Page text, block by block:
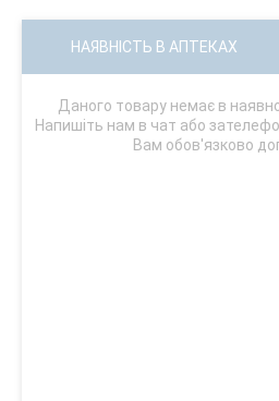
НАЯВНІСТЬ В АПТЕКАХ
Даного товару немає в
Напишіть нам в чат або
Вам обов'язково